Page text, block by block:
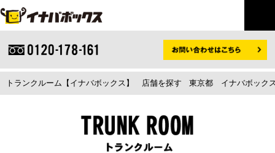
トランクルーム【イナバボックス】 店舗を探す 東京都 イナバボック